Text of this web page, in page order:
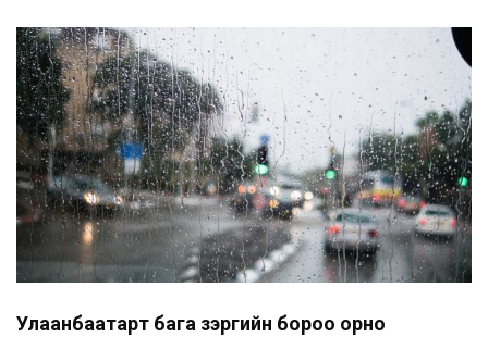
Улаанбаатарт бага зэргийн бороо орно